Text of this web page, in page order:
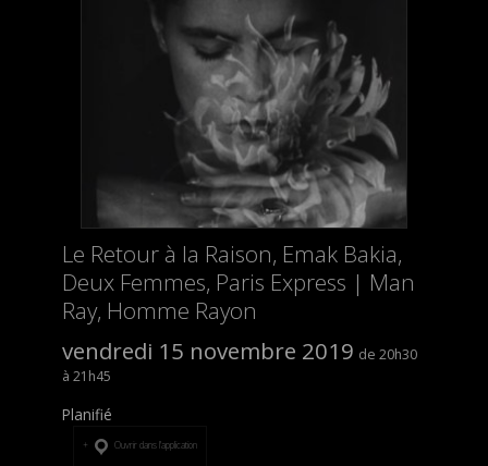
Le Retour à la Raison, Emak Bakia,
Deux Femmes, Paris Express | Man
Ray, Homme Rayon
vendredi 15 novembre 2019
20h30
21h45
Planifié
Ouvrir dans l’application